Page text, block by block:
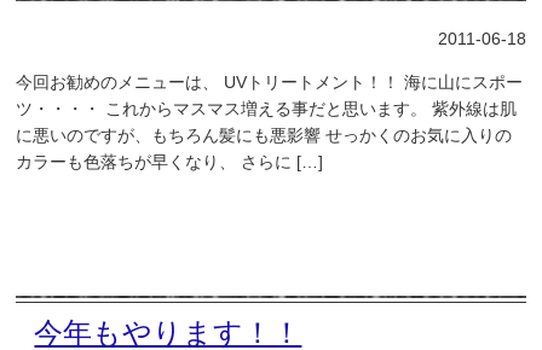
2011-06-18
今回お勧めのメニューは、 UVトリートメント！！ 海に山にスポー
ツ・・・・ これからマスマス増える事だと思います。 紫外線は肌
に悪いのですが、もちろん髪にも悪影響 せっかくのお気に入りの
カラーも色落ちが早くなり、 さらに […]
今年もやります！！